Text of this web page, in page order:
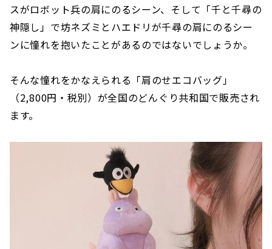
スがロボット兵の肩にのるシーン、そして「千と千尋の
神隠し」で坊ネズミとハエドリが千尋の肩にのるシー
ンに憧れを抱いたことがあるのではないでしょうか。
そんな憧れをかなえられる「肩のせエコバッグ」
（2,800円・税別）が全国のどんぐり共和国で販売され
ます。